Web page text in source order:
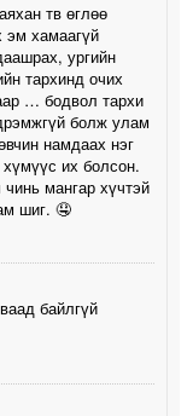
тв өглөө
эм хамаагүй
ургийн
тархинд очих
… бодвол тархи
болж улам
намдаах нэг
их болсон.
мангар хүчтэй
шиг. 🤤
байлгүй